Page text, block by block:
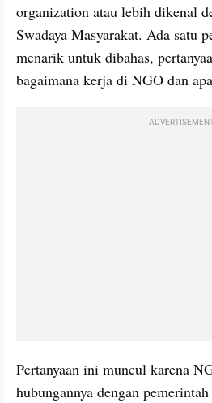
organization atau lebih dikenal
Swadaya Masyarakat. Ada satu
menarik untuk dibahas,
bagaimana kerja di NGO dan
Pertanyaan ini muncul karena
hubungannya dengan